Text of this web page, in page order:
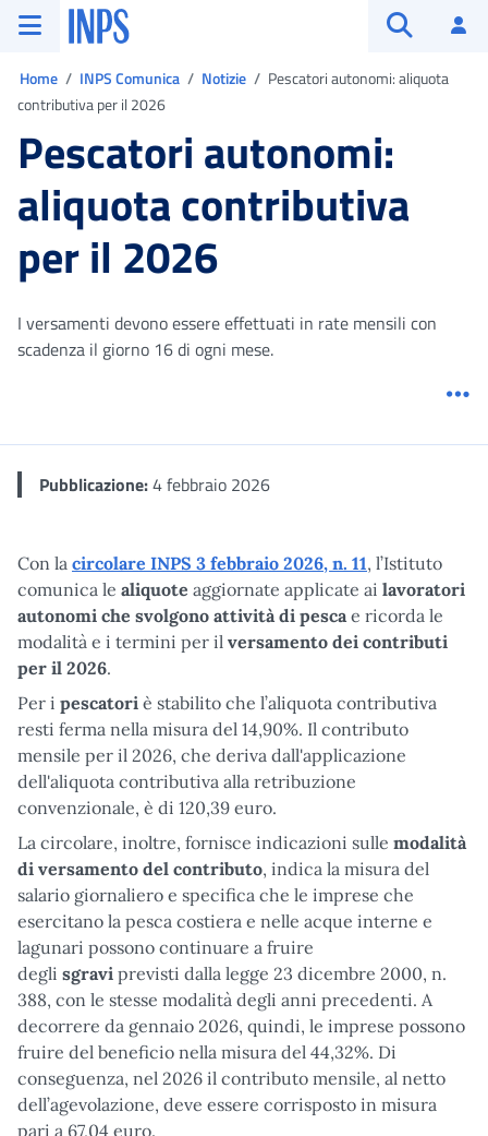
Vai al menu principale
Vai al contenuto principale
Vai al pie' di pagina
INPS ()
Home INPS Comunica Notizie
Pescatori autonomi: aliquota
contributiva per il 2026
Pescatori autonomi:
aliquota contributiva
per il 2026
I versamenti devono essere effettuati in rate mensili con
scadenza il giorno 16 di ogni mese.
Pubblicazione:4 febbraio 2026
Con la circolare INPS 3 febbraio 2026, n. 11, l’Istituto
comunica le aliquote aggiornate applicate ai lavoratori
autonomi che svolgono attività di pesca e ricorda le
modalità e i termini per il versamento dei contributi
per il 2026.
Per i pescatori è stabilito che l’aliquota contributiva
resti ferma nella misura del 14,90%. Il contributo
mensile per il 2026, che deriva dall'applicazione
dell'aliquota contributiva alla retribuzione
convenzionale, è di 120,39 euro.
La circolare, inoltre, fornisce indicazioni sulle modalità
di versamento del contributo, indica la misura del
salario giornaliero e specifica che le imprese che
esercitano la pesca costiera e nelle acque interne e
lagunari possono continuare a fruire
degli sgravi previsti dalla legge 23 dicembre 2000, n.
388, con le stesse modalità degli anni precedenti. A
decorrere da gennaio 2026, quindi, le imprese possono
fruire del beneficio nella misura del 44,32%. Di
conseguenza, nel 2026 il contributo mensile, al netto
dell’agevolazione, deve essere corrisposto in misura
pari a 67,04 euro.